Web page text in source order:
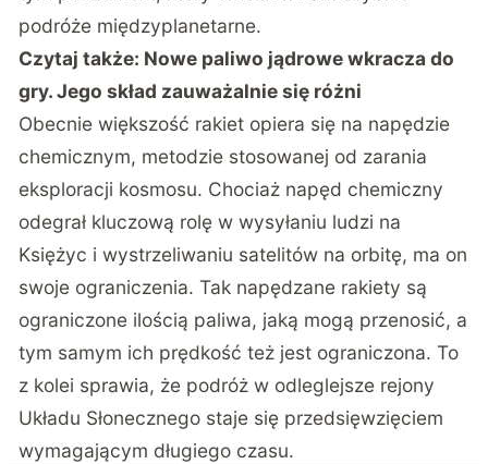
podróże międzyplanetarne.
Czytaj także: Nowe paliwo jądrowe wkracza do
gry. Jego skład zauważalnie się różni
Obecnie większość rakiet opiera się na napędzie
chemicznym, metodzie stosowanej od zarania
eksploracji kosmosu. Chociaż napęd chemiczny
odegrał kluczową rolę w wysyłaniu ludzi na
Księżyc i wystrzeliwaniu satelitów na orbitę, ma on
swoje ograniczenia. Tak napędzane rakiety są
ograniczone ilością paliwa, jaką mogą przenosić, a
tym samym ich prędkość też jest ograniczona. To
z kolei sprawia, że podróż w odleglejsze rejony
Układu Słonecznego staje się przedsięwzięciem
wymagającym długiego czasu.